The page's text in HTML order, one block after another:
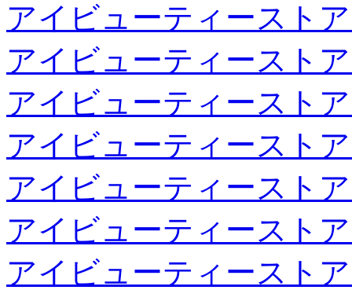
アイビューティースト
アイビューティースト
アイビューティースト
アイビューティースト
アイビューティースト
アイビューティースト
アイビューティースト